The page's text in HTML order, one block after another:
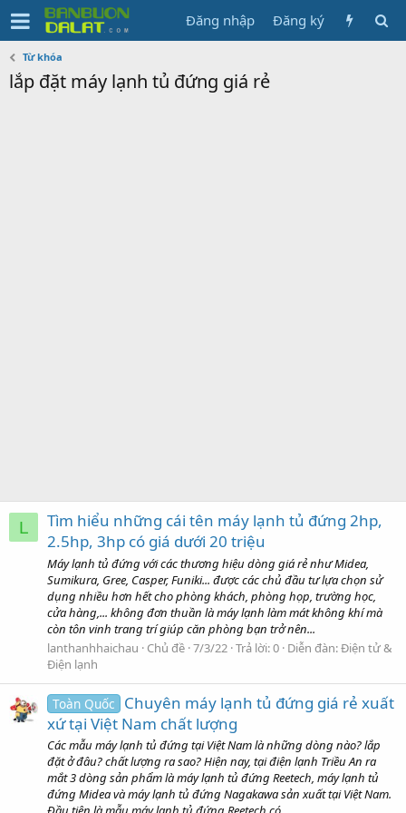
Đăng nhập Đăng ký
Từ khóa
lắp đặt máy lạnh tủ đứng giá rẻ
L
Tìm hiểu những cái tên máy lạnh tủ đứng 2hp,
2.5hp, 3hp có giá dưới 20 triệu
Máy lạnh tủ đứng với các thương hiệu dòng giá rẻ như Midea,
Sumikura, Gree, Casper, Funiki... được các chủ đầu tư lựa chọn sử
dụng nhiều hơn hết cho phòng khách, phòng họp, trường học,
cửa hàng,... không đơn thuần là máy lạnh làm mát không khí mà
còn tôn vinh trang trí giúp căn phòng bạn trở nên...
lanthanhhaichau
Chủ đề 7/3/22 Trả lời: 0 Diễn đàn:Điện tử &
Điện lạnh
Toàn Quốc
Chuyên máy lạnh tủ đứng giá rẻ xuất
xứ tại Việt Nam chất lượng
Các mẫu máy lạnh tủ đứng tại Việt Nam là những dòng nào? lắp
đặt ở đâu? chất lượng ra sao? Hiện nay, tại điện lạnh Triều An ra
mắt 3 dòng sản phẩm là máy lạnh tủ đứng Reetech, máy lạnh tủ
đứng Midea và máy lạnh tủ đứng Nagakawa sản xuất tại Việt Nam.